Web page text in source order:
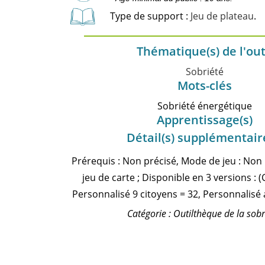
Type de support : Jeu de plateau.
Thématique(s) de
Sobriété
Mots-clés
Sobriété énergétique
Apprentissage(s)
Détail(s)
Prérequis : Non précisé, Mode de jeu :
jeu de carte ; Disponible en 3 versions :
Personnalisé 9 citoyens = 32, Personnalisé
Catégorie : Outilthèque de la